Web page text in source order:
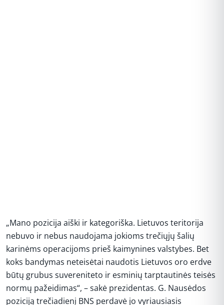
„Mano pozicija aiški ir kategoriška. Lietuvos teritorija
nebuvo ir nebus naudojama jokioms trečiųjų šalių
karinėms operacijoms prieš kaimynines valstybes. Bet
koks bandymas neteisėtai naudotis Lietuvos oro erdve
būtų grubus suvereniteto ir esminių tarptautinės teisės
normų pažeidimas“, – sakė prezidentas. G. Nausėdos
poziciją trečiadienį BNS perdavė jo vyriausiasis